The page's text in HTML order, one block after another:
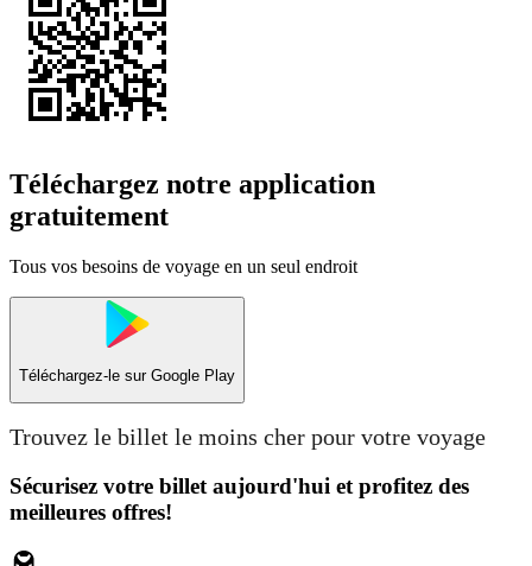
Téléchargez notre application
gratuitement
Tous vos besoins de voyage en un seul endroit
Téléchargez-le sur Google Play
Trouvez le billet le moins cher pour votre voyage
Sécurisez votre billet aujourd'hui et profitez des
meilleures offres!